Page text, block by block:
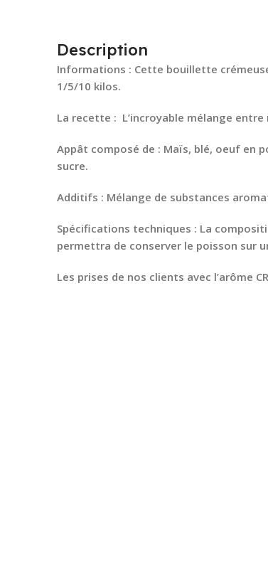
Description
Informations : Cette bouillette
1/5/10 kilos.
La recette : L’incroyable mélange entre
Appât composé de : Maïs, blé, oeuf en
sucre.
Additifs : Mélange de substances
Spécifications techniques : La
permettra de conserver le poisson sur
Les prises de nos clients avec l’arôme